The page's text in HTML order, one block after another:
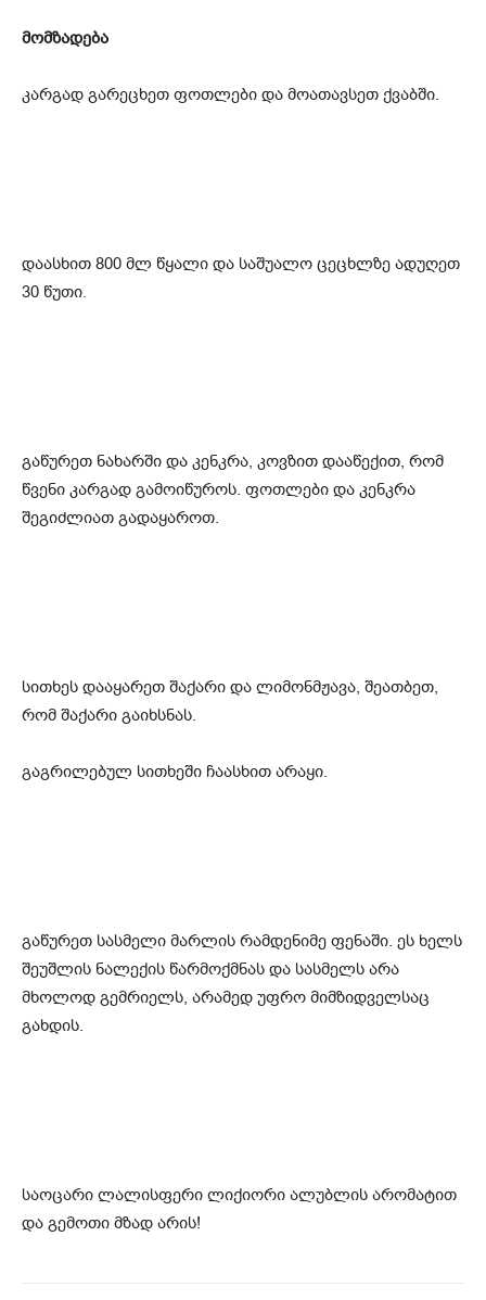
მომზადება
კარგად გარეცხეთ ფოთლები და მოათავსეთ ქვაბში.
დაასხით 800 მლ წყალი და საშუალო ცეცხლზე ადუღეთ
30 წუთი.
გაწურეთ ნახარში და კენკრა, კოვზით დააწექით, რომ
წვენი კარგად გამოიწუროს. ფოთლები და კენკრა
შეგიძლიათ გადაყაროთ.
სითხეს დააყარეთ შაქარი და ლიმონმჟავა, შეათბეთ,
რომ შაქარი გაიხსნას.
გაგრილებულ სითხეში ჩაასხით არაყი.
გაწურეთ სასმელი მარლის რამდენიმე ფენაში. ეს ხელს
შეუშლის ნალექის წარმოქმნას და სასმელს არა
მხოლოდ გემრიელს, არამედ უფრო მიმზიდველსაც
გახდის.
საოცარი ლალისფერი ლიქიორი ალუბლის არომატით
და გემოთი მზად არის!